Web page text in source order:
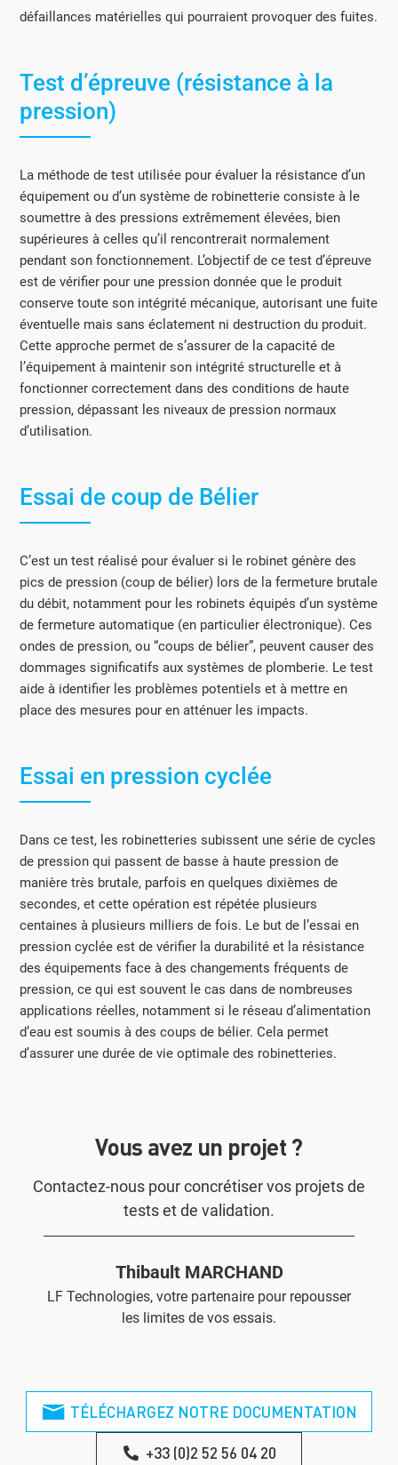
défaillances matérielles qui pourraient provoquer des fuites.
Test d’épreuve (résistance à la
pression)
La méthode de test utilisée pour évaluer la résistance d’un
équipement ou d’un système de robinetterie consiste à le
soumettre à des pressions extrêmement élevées, bien
supérieures à celles qu’il rencontrerait normalement
pendant son fonctionnement. L’objectif de ce test d’épreuve
est de vérifier pour une pression donnée que le produit
conserve toute son intégrité mécanique, autorisant une fuite
éventuelle mais sans éclatement ni destruction du produit.
Cette approche permet de s’assurer de la capacité de
l’équipement à maintenir son intégrité structurelle et à
fonctionner correctement dans des conditions de haute
pression, dépassant les niveaux de pression normaux
d’utilisation.
Essai de coup de Bélier
C’est un test réalisé pour évaluer si le robinet génère des
pics de pression (coup de bélier) lors de la fermeture brutale
du débit, notamment pour les robinets équipés d’un système
de fermeture automatique (en particulier électronique). Ces
ondes de pression, ou “coups de bélier”, peuvent causer des
dommages significatifs aux systèmes de plomberie. Le test
aide à identifier les problèmes potentiels et à mettre en
place des mesures pour en atténuer les impacts.
Essai en pression cyclée
Dans ce test, les robinetteries subissent une série de cycles
de pression qui passent de basse à haute pression de
manière très brutale, parfois en quelques dixièmes de
secondes, et cette opération est répétée plusieurs
centaines à plusieurs milliers de fois. Le but de l’essai en
pression cyclée est de vérifier la durabilité et la résistance
des équipements face à des changements fréquents de
pression, ce qui est souvent le cas dans de nombreuses
applications réelles, notamment si le réseau d’alimentation
d’eau est soumis à des coups de bélier. Cela permet
d’assurer une durée de vie optimale des robinetteries.
Vous avez un projet ?
Contactez-nous pour concrétiser vos projets de
tests et de validation.
Thibault MARCHAND
LF Technologies, votre partenaire pour repousser
les limites de vos essais.
TÉLÉCHARGEZ NOTRE DOCUMENTATION
+33 (0)2 52 56 04 20